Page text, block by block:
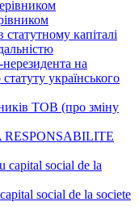
капіталі
на
українського
ТОВ (про зміну
RESPONSABILITE
capital social de la
social de la societe